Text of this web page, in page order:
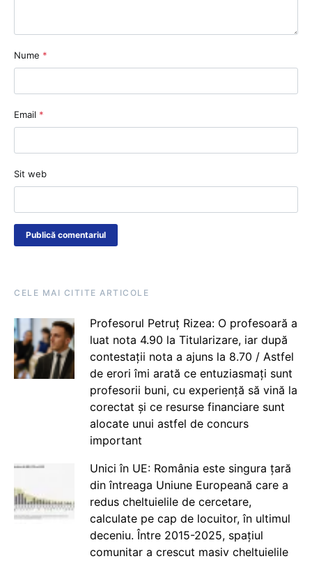
Nume *
Email *
Sit web
CELE MAI CITITE ARTICOLE
Profesorul Petruț Rizea: O profesoară a
luat nota 4.90 la Titularizare, iar după
contestații nota a ajuns la 8.70 / Astfel
de erori îmi arată ce entuziasmați sunt
profesorii buni, cu experiență să vină la
corectat și ce resurse financiare sunt
alocate unui astfel de concurs
important
Unici în UE: România este singura țară
din întreaga Uniune Europeană care a
redus cheltuielile de cercetare,
calculate pe cap de locuitor, în ultimul
deceniu. Între 2015-2025, spațiul
comunitar a crescut masiv cheltuielile